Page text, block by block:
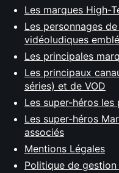
Les marques High-
Les personnages
vidéoludiques
Les principales
Les principaux
séries) et de VOD
Les super-héros
Les super-héros
associés
Mentions Légales
Politique de